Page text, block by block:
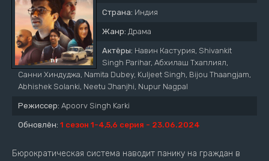
Страна: Индия
Жанр: Драма
Актёры: Навин Кастурия, Shivankit
Singh Parihar, Абхилаш Тхаплиял,
Санни Хиндуджа, Namita Dubey, Kuljeet Singh, Bijou Thaangjam,
Abhishek Solanki, Neetu Jhanjhi, Nupur Nagpal
Режиссер: Apoorv Singh Karki
Обновлён: 1 сезон 1-4,5,6 серия - 23.06.2024
Бюрократическая система наводит панику на граждан в